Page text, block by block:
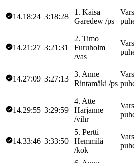
14.18:24 3:18:28
1 . Kaisa
Garedew /ps
14.21:27 3:21:31
2. Timo
Furuholm
/vas
14.27:09 3:27:13
3. Anne
Rintamäki /ps
14.29:55 3:29:59
4. Atte
Harjanne
/vihr
14.33:46 3:33:50
5. Pertti
Hemmilä
/kok